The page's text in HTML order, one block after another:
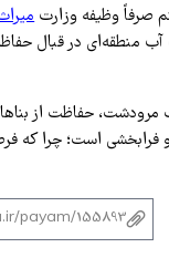
صرفاً وظیفه وزارت
منطقه‌ای در قبال
حفاظت از
فرابخشی است؛ چرا که